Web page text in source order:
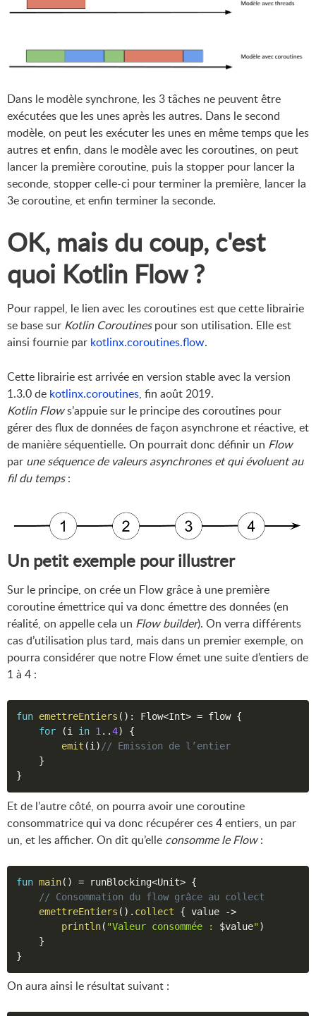
Dans le modèle synchrone, les 3 tâches ne peuvent être
exécutées que les unes après les autres. Dans le second
modèle, on peut les exécuter les unes en même temps que les
autres et enfin, dans le modèle avec les coroutines, on peut
lancer la première coroutine, puis la stopper pour lancer la
seconde, stopper celle-ci pour terminer la première, lancer la
3e coroutine, et enfin terminer la seconde.
OK, mais du coup, c'est
quoi Kotlin Flow ?
Pour rappel, le lien avec les coroutines est que cette librairie
se base sur Kotlin Coroutinespour son utilisation. Elle est
ainsi fournie par kotlinx.coroutines.flow.
Cette librairie est arrivée en version stable avec la version
1.3.0 de kotlinx.coroutines, fin août 2019.
Kotlin Flows’appuie sur le principe des coroutines pour
gérer des flux de données de façon asynchrone et réactive, et
de manière séquentielle. On pourrait donc définir un Flow
par une séquence de valeurs asynchrones et qui évoluent au
fil du temps:
Un petit exemple pour illustrer
Sur le principe, on crée un Flow grâce à une première
coroutine émettrice qui va donc émettre des données (en
réalité, on appelle cela un Flow builder). On verra différents
cas d’utilisation plus tard, mais dans un premier exemple, on
pourra considérer que notre Flow émet une suite d’entiers de
1 à 4 :
fun emettreEntiers ( ) : Flow<Int> = flow {
for
(i in 1 ..4)
{
emit (i ) // Emission de l’entier
}
}
Et de l’autre côté, on pourra avoir une coroutine
consommatrice qui va donc récupérer ces 4 entiers, un par
un, et les afficher. On dit qu’elle consomme le Flow:
fun main( ) = runBlocking<Unit> {
// Consommation du flow grâce au collect
emettreEntiers ( ) . collect { value
->
println( "Valeur consommée : $value")
}
}
On aura ainsi le résultat suivant :